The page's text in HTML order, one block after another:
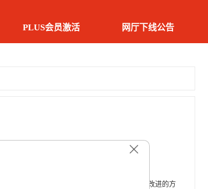
PLUS会员激活 网厅下线公告
衷的感谢您对京东通信的支持！
，大家的每一条意见都会成为我们产品和服务改进的方